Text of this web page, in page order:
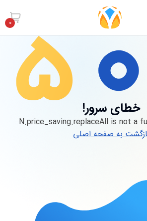
0
خطای سرور!
N.price_saving.replaceAll is not a
به صفحه اصلی